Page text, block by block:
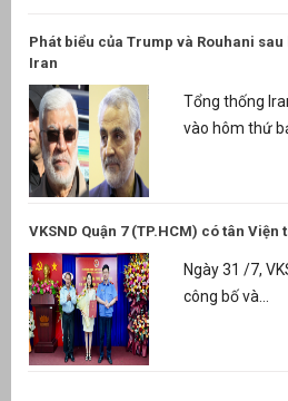
Phát biểu của Trump và Rouhani
Iran
Tổng thống
vào hôm thứ
VKSND Quận 7 (TP.HCM) có tân
Ngày 31 /7,
công bố và...